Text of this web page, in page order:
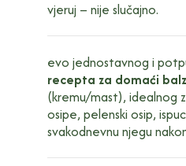
vjeruj – nije slučajno.
evo jednostavnog i
recepta za domaći
(kremu/mast), idealnog
osipe, pelenski osip,
svakodnevnu njegu